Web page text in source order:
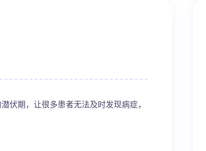
伏期，让很多患者无法及时发现病症，